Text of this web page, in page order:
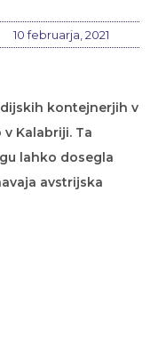
10 februarja, 2021
kontejnerjih v
Kalabriji. Ta
lahko dosegla
avstrijska